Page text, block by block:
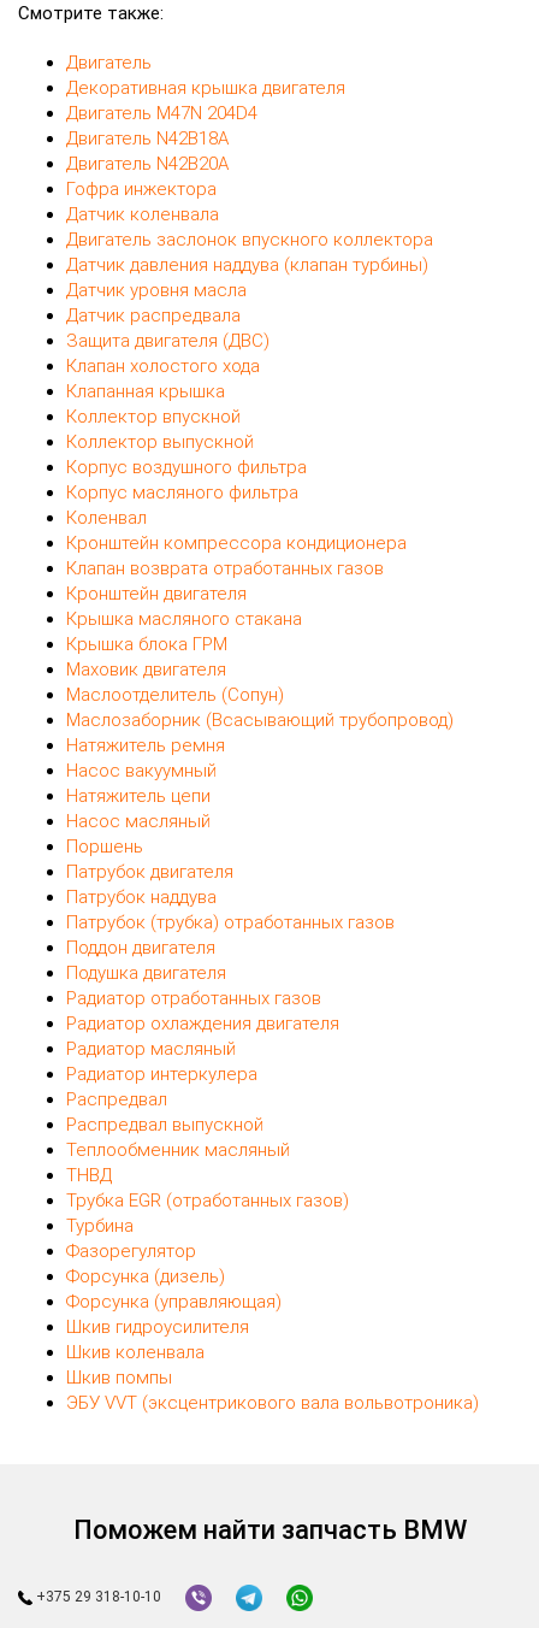
Смотрите также:
Двигатель
Декоративная крышка двигателя
Двигатель M47N 204D4
Двигатель N42B18A
Двигатель N42B20A
Гофра инжектора
Датчик коленвала
Двигатель заслонок впускного коллектора
Датчик давления наддува (клапан турбины)
Датчик уровня масла
Датчик распредвала
Защита двигателя (ДВС)
Клапан холостого хода
Клапанная крышка
Коллектор впускной
Коллектор выпускной
Корпус воздушного фильтра
Корпус масляного фильтра
Коленвал
Кронштейн компрессора кондиционера
Клапан возврата отработанных газов
Кронштейн двигателя
Крышка масляного стакана
Крышка блока ГРМ
Маховик двигателя
Маслоотделитель (Сопун)
Маслозаборник (Всасывающий трубопровод)
Натяжитель ремня
Насос вакуумный
Натяжитель цепи
Насос масляный
Поршень
Патрубок двигателя
Патрубок наддува
Патрубок (трубка) отработанных газов
Поддон двигателя
Подушка двигателя
Радиатор отработанных газов
Радиатор охлаждения двигателя
Радиатор масляный
Радиатор интеркулера
Распредвал
Распредвал выпускной
Теплообменник масляный
ТНВД
Трубка EGR (отработанных газов)
Турбина
Фазорегулятор
Форсунка (дизель)
Форсунка (управляющая)
Шкив гидроусилителя
Шкив коленвала
Шкив помпы
ЭБУ VVT (эксцентрикового вала вольвотроника)
Поможем найти запчасть BMW
+375 29 318-10-10